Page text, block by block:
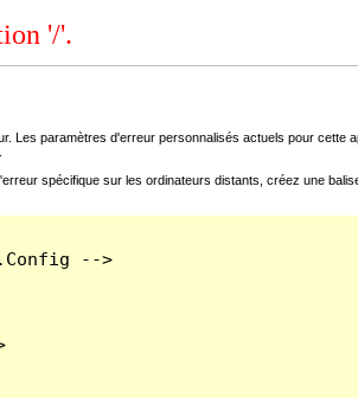
'/'.
Les paramètres d'erreur personnalisés actuels pour
spécifique sur les ordinateurs distants, créez une
-->